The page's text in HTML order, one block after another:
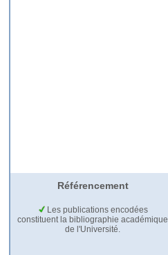
Référencement
Les publications encodées
constituent la bibliographie académique
de l'Université.